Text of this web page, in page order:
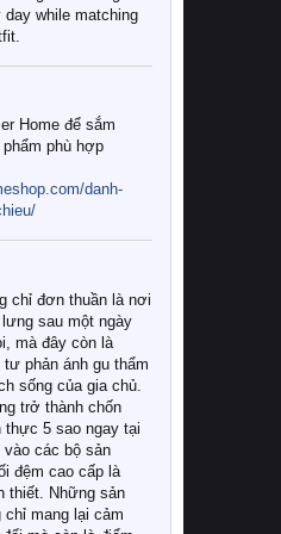
day while matching
Home để sắm
phù hợp
danh-
chỉ đơn thuần là nơi
sau một ngày
mà đây còn là
tư phản ánh gu thẩm
sống của gia chủ.
trở thành chốn
5 sao ngay tại
các bộ sản
đệm cao cấp là
thiết. Những sản
chỉ mang lại cảm